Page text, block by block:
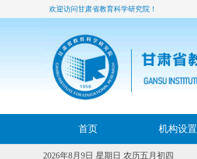
欢迎访问甘肃省教育科学研究院！
首页 机构设置
2026年8月9日 星期日 农历五月初四